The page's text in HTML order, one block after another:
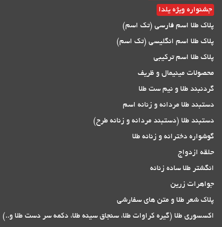
جشنواره ویژه یلدا
پلاک طلا اسم فارسی (تک اسم)
پلاک طلا اسم انگلیسی (تک اسم)
پلاک طلا اسم ترکیبی
محصولات مینیمال و ظریف
گردنبند طلا و نیم ست طلا
دستبند طلا مردانه و زنانه اسم
دستبند طلا (دستبند مردانه و زنانه طرح)
گوشواره دخترانه و زنانه طلا
حلقه ازدواج
انگشتر طلا ساده زنانه
جواهرات زرین
پلاک شعر طلا و متن های سفارشی
اکسسوری طلا (گیره کراوات طلا، سنجاق سینه طلا، دکمه سر دست طلا و..)